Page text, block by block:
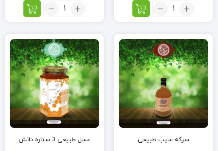
تعداد:
ایرانی
تعداد:
طبیعی
(0.5
لیتر)
سرکه سیب طبیعی عسل طبیعی 3 ستاره دانش